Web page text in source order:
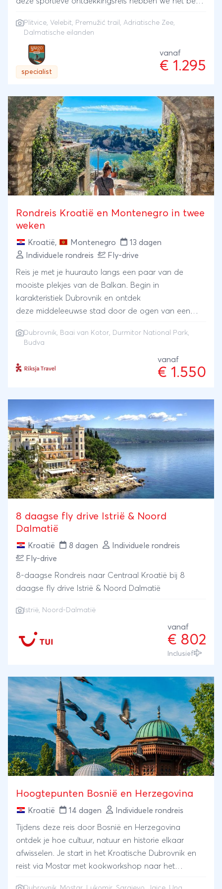
buitensport verenigd. Het resultaat mag er zijn; elke
natuurlijk hebben we rekening gehouden met de
zomerse warmte; bijna alle activiteiten vinden op of
in het water plaats. De opzet van deze reis is zeer
en gezinnen met kinderen vanaf 9 jaar.We nemen je
mee naar twee nationale parken; de watervallen
van Plitvice en de bergen van Velebit. Je gaat
kajakken over de mooiste rivier van het land,
wandelen langs spectaculaire kliffen en
indrukwekkende watervallen, e-MTB'en over de
Premuzic trail en snorkelen in de Adriatisch zee. Als
klap op de vuurpijl staan er nog een canyoning en
actieve week laat zich perfect opvolgen met een
Dalmatisch eilanden.
Plitvice, Velebit, Premužić trail, Adriatische Zee,
Dalmatische eilanden
specialist
vanaf
€ 1.295
Rondreis Kroatië en Montenegro in twee
weken
Kroatië, Montenegro
13 dagen
Individuele rondreis
Fly-drive
Reis je met je huurauto langs een paar van de
mooiste plekjes van de Balkan. Begin in
karakteristiek Dubrovnik en ontdek
deze middeleeuwse stad door de ogen van een
national park, een ruig, bergachtig landschap vol
het laatste overgebleven regenwoud van Europa
om vervolgens te relaxen in Budva aan een
Dubrovnik, Baai van Kotor, Durmitor National Park,
Budva
vanaf
€ 1.550
8 daagse fly drive Istrië & Noord
Dalmatië
Kroatië 8 dagen
Individuele rondreis
Fly-drive
8-daagse Rondreis naar Centraal Kroatië bij 8
daagse fly drive Istrië & Noord Dalmatië
Istrië, Noord-Dalmatië
vanaf
€ 802
Inclusief
Hoogtepunten Bosnië en Herzegovina
Kroatië 14 dagen Individuele rondreis
Tijdens deze reis door Bosnië en Herzegovina
ontdek je hoe cultuur, natuur en historie elkaar
afwisselen. Je start in het Kroatische Dubrovnik en
reist via Mostar met kookworkshop naar het